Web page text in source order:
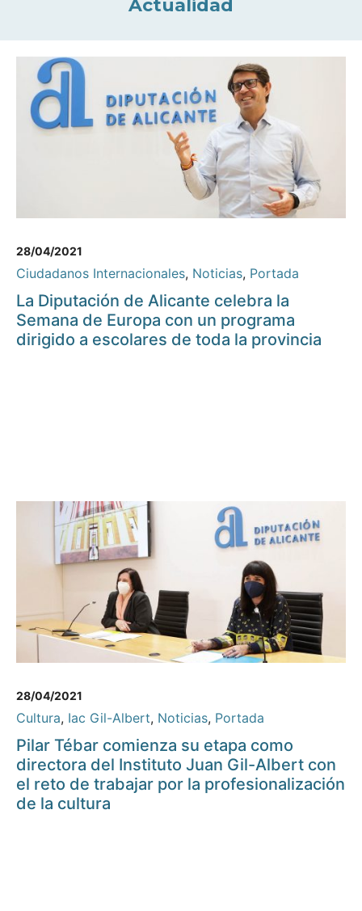
Actualidad
28/04/2021
Ciudadanos Internacionales, Noticias, Portada
La Diputación de Alicante celebra la
Semana de Europa con un programa
dirigido a escolares de toda la provincia
28/04/2021
Cultura, Iac Gil-Albert, Noticias, Portada
Pilar Tébar comienza su etapa como
directora del Instituto Juan Gil-Albert con
el reto de trabajar por la profesionalización
de la cultura